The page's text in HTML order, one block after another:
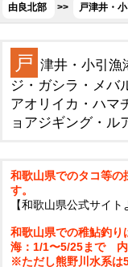
由良北部 >> 戸津井・
戸 津井・小引漁
ジ・ガシラ・メバ
アオリイカ・ハマ
ョアジギング・ル
和歌山県でのタコ等の
す。
【和歌山県公式サイト
和歌山県での稚鮎釣り
海：1/1〜5/25まで
※ただし熊野川水系は